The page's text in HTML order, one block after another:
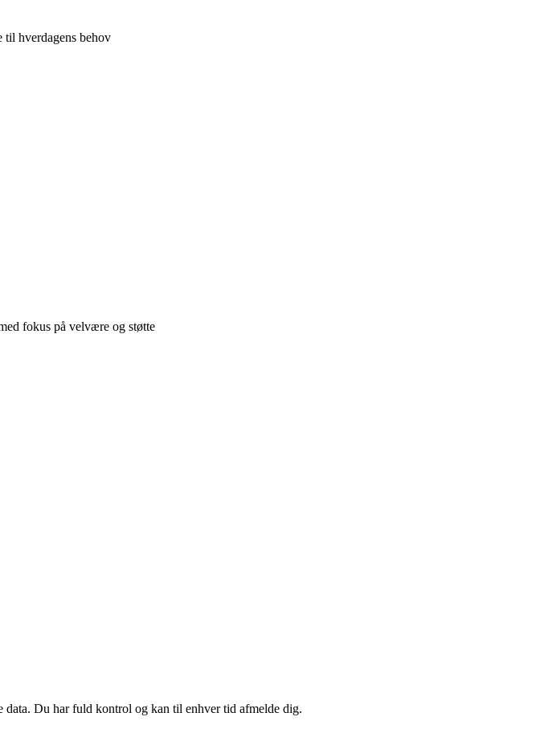
til hverdagens behov
fokus på velvære og støtte
Du har fuld kontrol og kan til enhver tid afmelde dig.